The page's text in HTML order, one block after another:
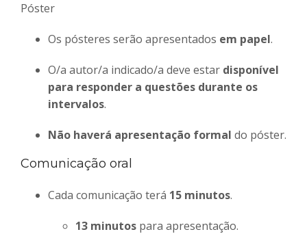
Póster
Os pósteres serão apresentados em papel.
O/a autor/a indicado/a deve estar disponível
para responder a questões durante os
intervalos.
Não haverá apresentação formal do póster.
Comunicação oral
Cada comunicação terá 15 minutos.
13 minutos para apresentação.